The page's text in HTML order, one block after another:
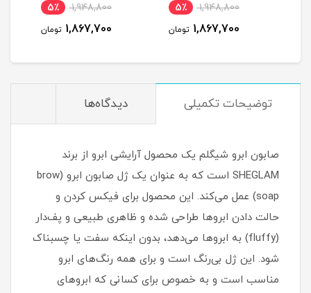
1,948,800 5٪
1,867,700 تومان
1,948,800 5٪
1,867,700 تومان
توضیحات تکمیلی دیدگاه‌ها
صابون ابرو شیگلم یک محصول آرایشی ابرو از برند
SHEGLAM است که به عنوان یک ژل صابون ابرو (brow
soap) عمل می‌کند. این محصول برای فیکس کردن و
حالت دادن ابروها طراحی شده و ظاهری طبیعی و پف‌دار
(fluffy) به ابروها می‌دهد، بدون اینکه سفت یا چسبناک
شود. این ژل بی‌رنگ است و برای همه رنگ‌های ابرو
مناسب است و به خصوص برای کسانی که ابروهای